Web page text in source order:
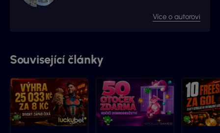
Více o autorovi
Související články